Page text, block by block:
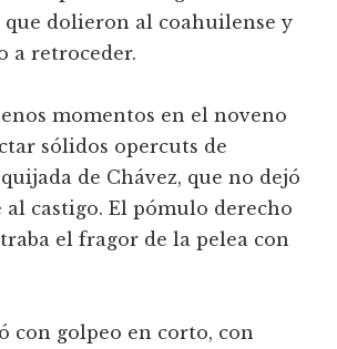
que dolieron al coahuilense y
a retroceder.
momentos en el noveno
sólidos opercuts de
de Chávez, que no dejó
al castigo. El pómulo derecho
el fragor de la pelea con
con golpeo en corto, con